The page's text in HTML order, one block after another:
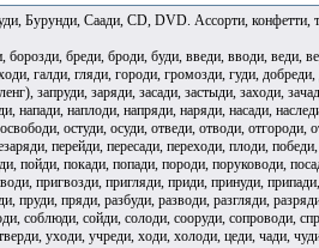
Бурунди, Саади, CD, DVD. Ассорти, конфетти,
бреди, броди, буди, введи, вводи, веди,
галди, гляди, городи, громозди, гуди,
запруди, заряди, засади, застыди, заходи,
напади, наплоди, напряди, наряди, насади,
остуди, осуди, отведи, отводи, отгороди,
перейди, пересади, переходи, плоди,
пойди, покади, попади, породи, поруководи,
пригвозди, пригляди, приди, принуди,
пруди, пряди, разбуди, разводи, разгляди,
соблюди, сойди, солоди, сооруди, сопроводи,
уходи, учреди, ходи, холоди, цеди, чади,